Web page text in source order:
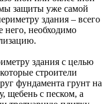
защиты уже самой
здания – всего
необходимо
здания с целью
строители
фундамента грунт на
щебень с песком, а